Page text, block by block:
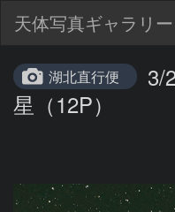
天体写真ギャラリー
湖北直行便
3/
星（12P）